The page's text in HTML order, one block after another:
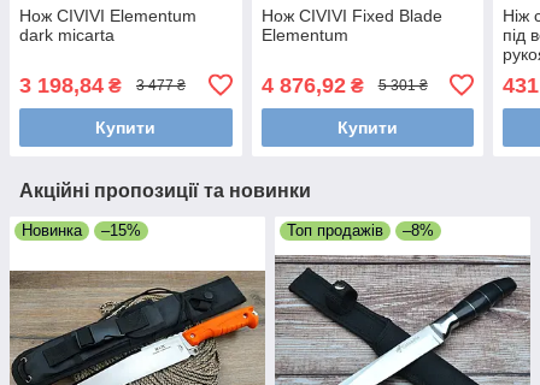
Нож CIVIVI Elementum
dark micarta
3 198,84 ₴ 3 477 ₴
Купити
Нож CIVIVI Fixed Blade
Elementum
4 876,92₴ 5 301 ₴
Купити
Ніж
під
G10
431
Акційні пропозиції та новинки
Новинка –15% Топ продажів –8%